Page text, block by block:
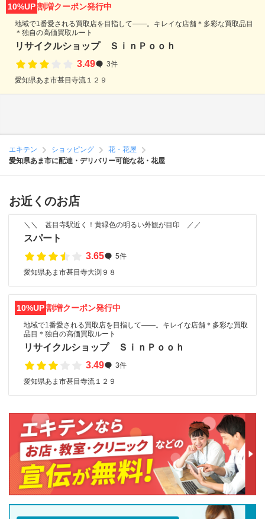
10%UP割増クーポン発行中
地域で1番愛される買取店を目指して――。キレイな店舗＊多彩な買取品目
＊独自の高価買取ルート
リサイクルショップ ＳｉｎＰｏｏｈ
3.49
3件
愛知県あま市甚目寺流１２９
エキテン ショッピング
花・花屋
愛知県あま市に配達・デリバリー可能な花・花屋
お近くのお店
＼＼ 甚目寺駅近く！黄緑色の明るい外観が目印 ／／
スパート
3.65
5件
愛知県あま市甚目寺大渕９８
10%UP割増クーポン発行中
地域で1番愛される買取店を目指して――。キレイな店舗＊多彩な買取
品目＊独自の高価買取ルート
リサイクルショップ ＳｉｎＰｏｏｈ
3.49
3件
愛知県あま市甚目寺流１２９